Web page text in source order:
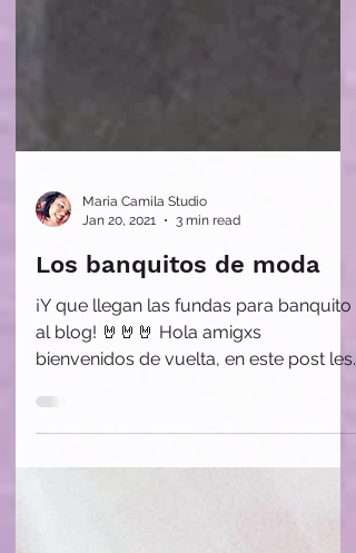
Maria Camila Studio
Jan 20, 2021
3 min read
Los banquitos de moda
¡Y que llegan las fundas para banquito
al blog! 🤘🤘🤘⁠ Hola amigxs